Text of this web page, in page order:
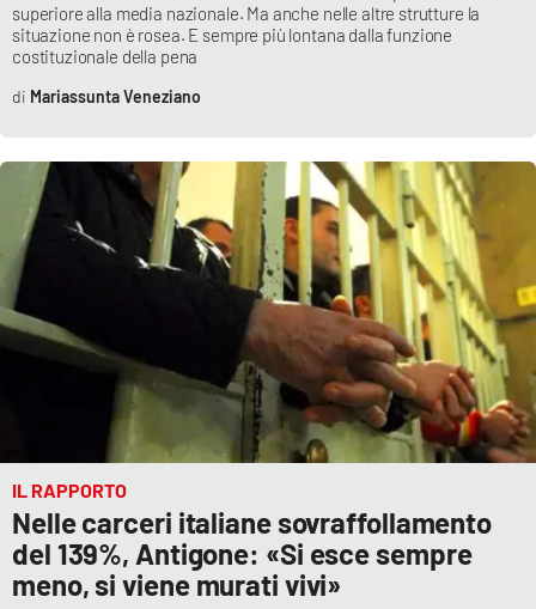
Parchi Marini Calabria
Leggendo Alvaro insieme
Le perfidie di Antonella Grippo
Venti di comunicazione
STREAMING
LaC Network
LaC OnAir
superiore alla media nazionale. Ma anche nelle altre strutture la
situazione non è rosea. E sempre più lontana dalla funzione
costituzionale della pena
Mariassunta Veneziano
IL RAPPORTO
Nelle carceri italiane sovraffollamento
del 139%, Antigone: «Si esce sempre
meno, si viene murati vivi»